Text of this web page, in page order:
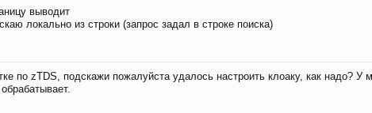
выводит
локально из строки (запрос задал в строке поиска)
по zTDS, подскажи пожалуйста удалось настроить клоаку, как надо?